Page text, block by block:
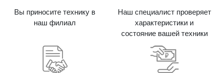
Вы приносите технику в
наш филиал
Наш специалист проверяет
характеристики и
состояние вашей техники